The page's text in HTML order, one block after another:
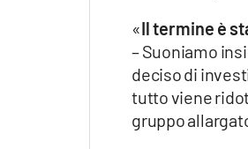
«Il termine è
– Suoniamo
deciso di
tutto viene
gruppo